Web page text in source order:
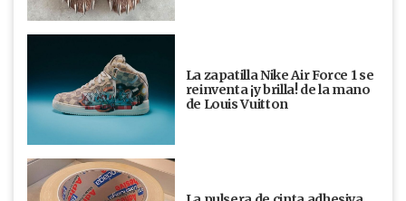
La zapatilla Nike Air Force 1 se
reinventa ¡y brilla! de la mano
de Louis Vuitton